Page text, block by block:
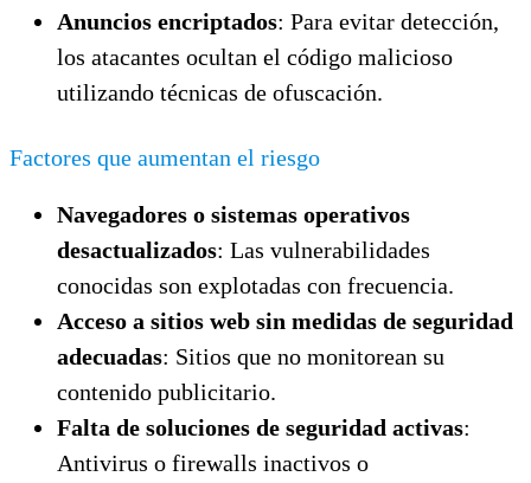
Anuncios encriptados: Para evitar detección,
los atacantes ocultan el código malicioso
utilizando técnicas de ofuscación.
Factores que aumentan el riesgo
Navegadores o sistemas operativos
desactualizados: Las vulnerabilidades
conocidas son explotadas con frecuencia.
Acceso a sitios web sin medidas de seguridad
adecuadas: Sitios que no monitorean su
contenido publicitario.
Falta de soluciones de seguridad activas:
Antivirus o firewalls inactivos o